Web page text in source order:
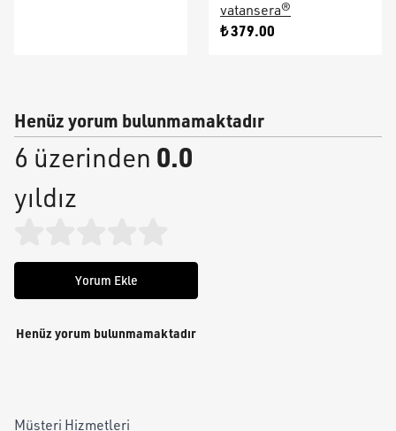
vatansera®
₺ 379.00
Henüz yorum bulunmamaktadır
6 üzerinden 0.0
yıldız
Yorum Ekle
Henüz yorum bulunmamaktadır
Müşteri Hizmetleri